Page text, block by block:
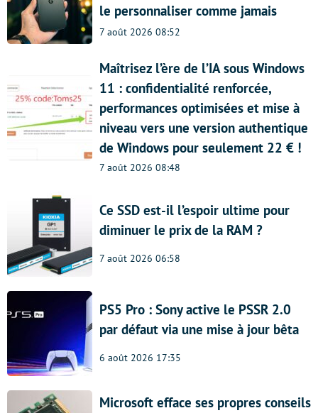
le personnaliser comme jamais
7 août 2026 08:52
Maîtrisez l’ère de l’IA sous Windows
11 : confidentialité renforcée,
performances optimisées et mise à
niveau vers une version authentique
de Windows pour seulement 22 € !
7 août 2026 08:48
Ce SSD est-il l’espoir ultime pour
diminuer le prix de la RAM ?
7 août 2026 06:58
PS5 Pro : Sony active le PSSR 2.0
par défaut via une mise à jour bêta
6 août 2026 17:35
Microsoft efface ses propres conseils